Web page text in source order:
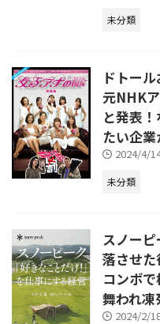
未分類
ドトー
元NHK
と発表
たい企
2024/4/
未分類
スノー
落させ
コンボ
舞われ凍
2024/2/